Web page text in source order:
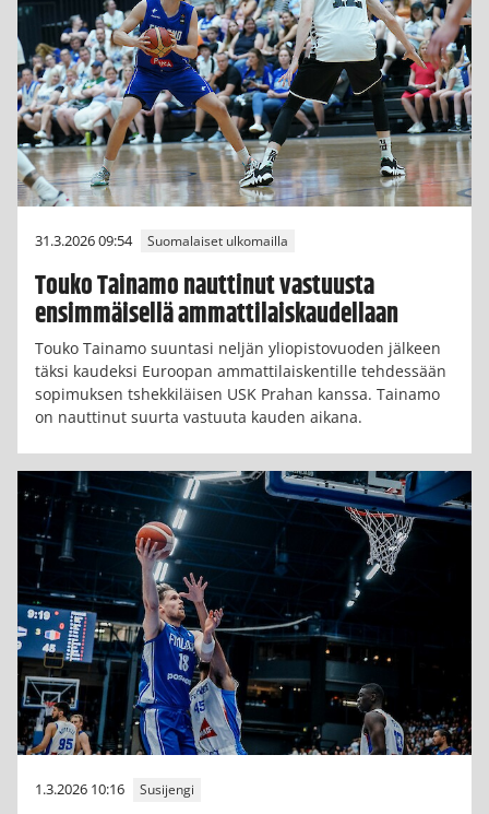
31.3.2026 09:54 Suomalaiset ulkomailla
Touko Tainamo nauttinut vastuusta
ensimmäisellä ammattilaiskaudellaan
Touko Tainamo suuntasi neljän yliopistovuoden jälkeen
täksi kaudeksi Euroopan ammattilaiskentille tehdessään
sopimuksen tshekkiläisen USK Prahan kanssa. Tainamo
on nauttinut suurta vastuuta kauden aikana.
1.3.2026 10:16 Susijengi